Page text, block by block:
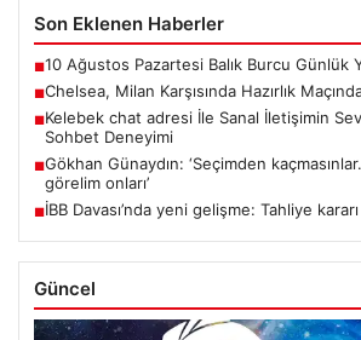
Son Eklenen Haberler
■10 Ağustos Pazartesi Balık Burcu Günlük
■Chelsea, Milan Karşısında Hazırlık
■Kelebek chat adresi İle Sanal İletişimin
Sohbet Deneyimi
■Gökhan Günaydın: ‘Seçimden
görelim onları’
■İBB Davası’nda yeni gelişme: Tahliye kararı
Güncel